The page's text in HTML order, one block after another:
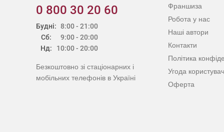
0 800 30 20 60
Будні:
Сб:
Нд:
8:00 - 21:00
9:00 - 20:00
10:00 - 20:00
Безкоштовно зі стаціонарних і
мобільних телефонів в Україні
Франшиза
Робота у нас
Наші автори
Контакти
Політика
Угода
Оферта